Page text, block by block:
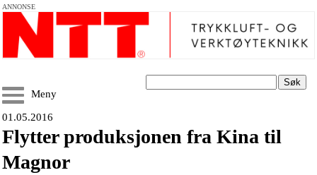
ANNONSE
Søk
Meny
01.05.2016
Flytter produksjonen fra Kina til
Magnor